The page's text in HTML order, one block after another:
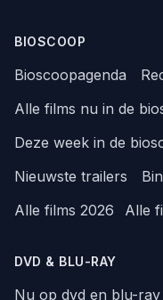
BIOSCOOP
Bioscoopagenda
Alle films nu in de
Deze week in de
Nieuwste trailers
Alle films 2026
Alle
DVD & BLU-RAY
Nu op dvd en blu-ray